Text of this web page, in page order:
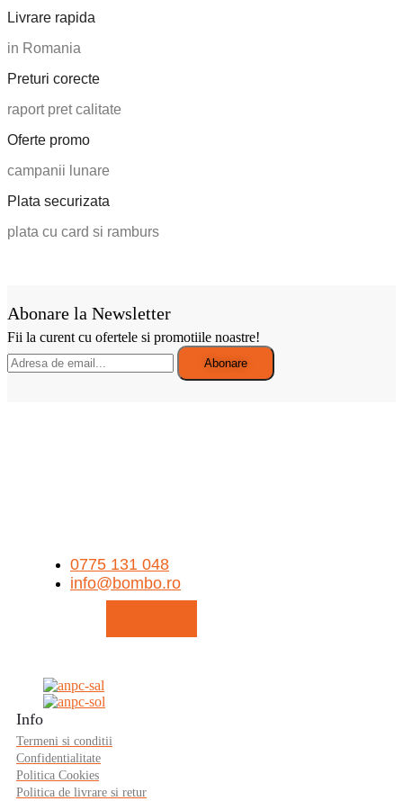
Livrare rapida
in Romania
Preturi corecte
raport pret calitate
Oferte promo
campanii lunare
Plata securizata
plata cu card si ramburs
Abonare la Newsletter
Fii la curent cu ofertele si promotiile noastre!
0775 131 048
info@bombo.ro
Info
Termeni si conditii
Confidentialitate
Politica Cookies
Politica de livrare si retur